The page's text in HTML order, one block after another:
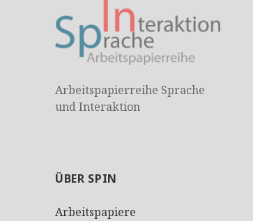
Arbeitspapierreihe Sprache
und Interaktion
ÜBER SPIN
Arbeitspapiere